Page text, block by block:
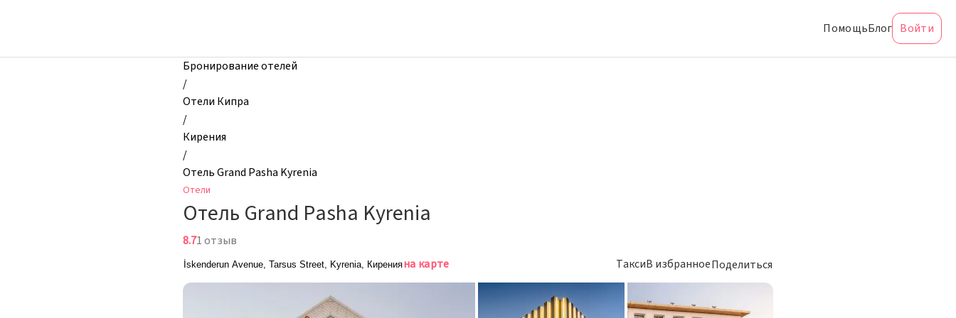
Отель
ПомощьБлог Войти
Бронирование отелей
/
Отели Кипра
/
Кирения
/
Отель Grand Pasha Kyrenia
Отели
Отель Grand Pasha Kyrenia
8.71 отзыв
İskenderun Avenue, Tarsus Street, Kyrenia, Киренияна карте ТаксиВ избранноеПоделиться